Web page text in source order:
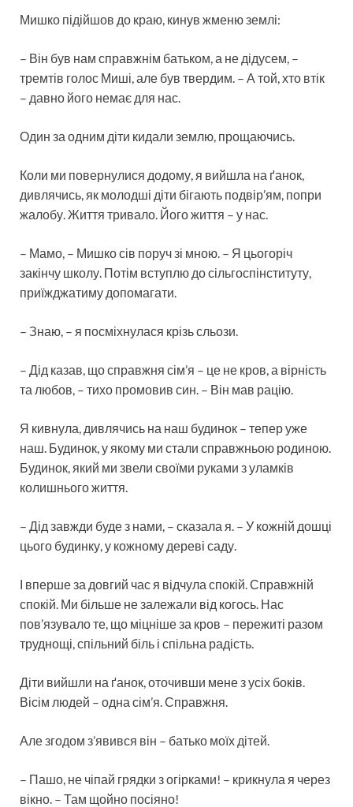
Мишко підійшов до краю, кинув жменю землі:
– Він був нам справжнім батьком, а не дідусем, –
тремтів голос Миші, але був твердим. – А той, хто втік
– давно його немає для нас.
Один за одним діти кидали землю, прощаючись.
Коли ми повернулися додому, я вийшла на ґанок,
дивлячись, як молодші діти бігають подвір’ям, попри
жалобу. Життя тривало. Його життя – у нас.
– Мамо, – Мишко сів поруч зі мною. – Я цьогоріч
закінчу школу. Потім вступлю до сільгоспінституту,
приїжджатиму допомагати.
– Знаю, – я посміхнулася крізь сльози.
– Дід казав, що справжня сім’я – це не кров, а вірність
та любов, – тихо промовив син. – Він мав рацію.
Я кивнула, дивлячись на наш будинок – тепер уже
наш. Будинок, у якому ми стали справжньою родиною.
Будинок, який ми звели своїми руками з уламків
колишнього життя.
– Дід завжди буде з нами, – сказала я. – У кожній дошці
цього будинку, у кожному дереві саду.
І вперше за довгий час я відчула спокій. Справжній
спокій. Ми більше не залежали від когось. Нас
пов’язувало те, що міцніше за кров – пережиті разом
труднощі, спільний біль і спільна радість.
Діти вийшли на ґанок, оточивши мене з усіх боків.
Вісім людей – одна сім’я. Справжня.
Але згодом з’явився він – батько моїх дітей.
– Пашо, не чіпай грядки з огірками! – крикнула я через
вікно. – Там щойно посіяно!